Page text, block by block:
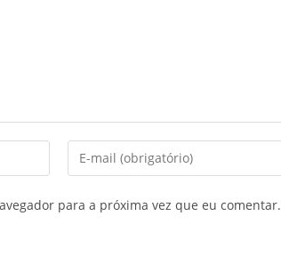
para a próxima vez que eu comentar.